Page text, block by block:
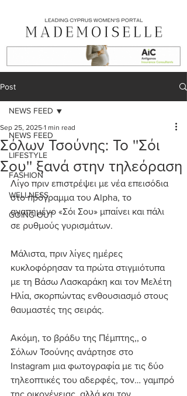
Post
NEWS FEED
LIFESTYLE
FASHION
WELLNESS
GOING OUT
NEWS FEED
Σόλων Τσούνης: Το ''Σόι
Σου'' ξανά στην τηλεόραση
Sep 25, 2025 1 min read
Λίγο πριν επιστρέψει με νέα επεισόδια
στο πρόγραμμα του Alpha, το
αγαπημένο «Σόι Σου» μπαίνει και πάλι
σε ρυθμούς γυρισμάτων.
Mάλιστα, πριν λίγες ημέρες
κυκλοφόρησαν τα πρώτα στιγμιότυπα
με τη Βάσω Λασκαράκη και τον Μελέτη
Ηλία, σκορπώντας ενθουσιασμό στους
θαυμαστές της σειράς.
Ακόμη, το βράδυ της Πέμπτης,, ο
Σόλων Τσούνης ανάρτησε στο
Instagram μια φωτογραφία με τις δύο
τηλεοπτικές του αδερφές, τον… γαμπρό
της οικογένειας, αλλά και τον